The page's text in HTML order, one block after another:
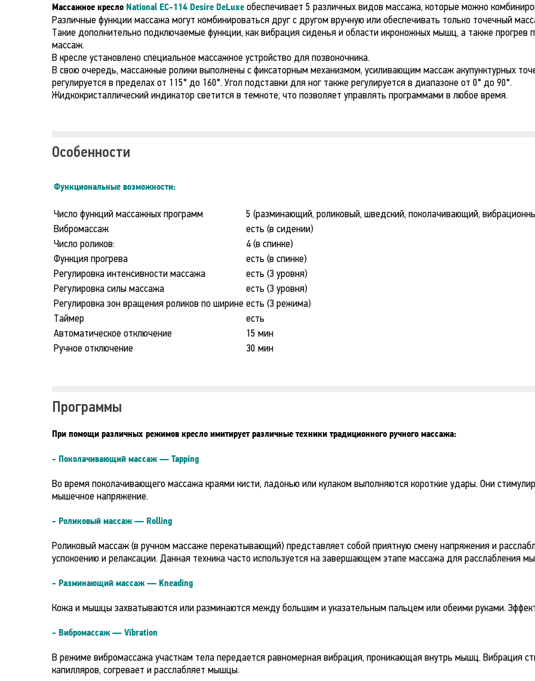
Массажное кресло National EC-114 Desire DeLuxe обеспечивает 5 различных видов массажа, которые можно
Различные функции массажа могут комбинироваться друг с другом вручную или обеспечивать только точечный
Такие дополнительно подключаемые функции, как вибрация сиденья и области икроножных мышц, а также прогрев
массаж.
В кресле установлено специальное массажное устройство для позвоночника.
В свою очередь, массажные ролики выполнены с фиксаторным механизмом, усиливающим массаж акупунктурных
регулируется в пределах от 115° до 160°. Угол подставки для ног также регулируется в диапазоне от 0° до 90°.
Жидкокристаллический индикатор светится в темноте, что позволяет управлять программами в любое время.
Особенности
Функциональные возможности:
Число функций массажных программ
5 (разминающий, роликовый, шведский, поколачивающий,
Вибромассаж
есть (в сидении)
Число роликов:
4 (в спинке)
Функция прогрева
есть (в спинке)
Регулировка интенсивности массажа
есть (3 уровня)
Регулировка силы массажа
есть (3 уровня)
Регулировка зон вращения роликов по ширинеесть (3 режима)
Таймер
есть
Автоматическое отключение
15 мин
Ручное отключение
30 мин
Программы
При помощи различных режимов кресло имитирует различные техники традиционного ручного массажа:
- Поколачивающий массаж — Tapping
Во время поколачивающего массажа краями кисти, ладонью или кулаком выполняются короткие удары. Они
мышечное напряжение.
- Роликовый массаж — Rolling
Роликовый массаж (в ручном массаже перекатывающий) представляет собой приятную смену напряжения и
успокоению и релаксации. Данная техника часто используется на завершающем этапе массажа для расслабления
- Разминающий массаж — Kneading
Кожа и мышцы захватываются или разминаются между большим и указательным пальцем или обеими руками.
- Вибромассаж — Vibration
В режиме вибромассажа участкам тела передается равномерная вибрация, проникающая внутрь мышц. Вибрация
капилляров, согревает и расслабляет мышцы.